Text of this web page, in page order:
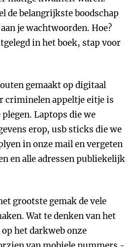
de belangrijkste boodschap
je wachtwoorden. Hoe?
in het boek, stap voor
gemaakt op digitaal
criminelen appeltje eitje is
Laptops die we
erop, usb sticks die we
in onze mail en vergeten
en alle adressen publiekelijk
grootste gemak de vele
Wat te denken van het
het darkweb onze